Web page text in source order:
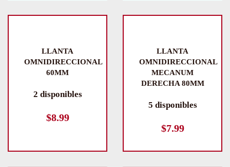
LLANTA
OMNIDIRECCIONAL
60MM
2 disponibles
$8.99
LLANTA
OMNIDIRECCIONAL
MECANUM
DERECHA 80MM
5 disponibles
$7.99